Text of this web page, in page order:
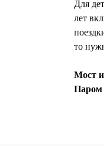
Для
лет
то
Мост
Паром